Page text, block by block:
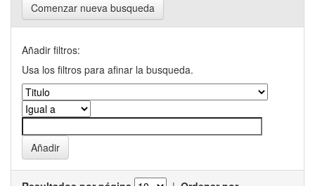
Comenzar nueva busqueda
Añadir filtros:
Usa los filtros para afinar la busqueda.